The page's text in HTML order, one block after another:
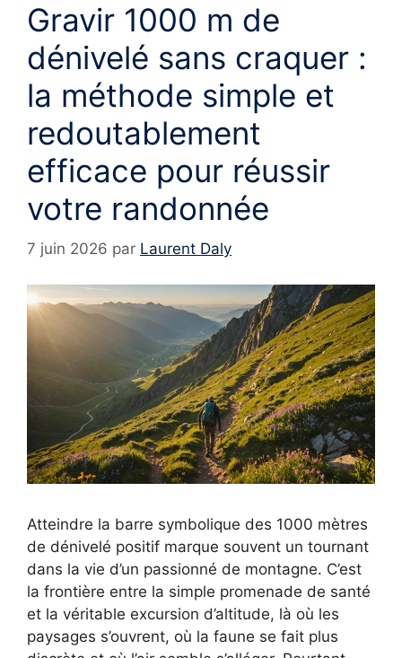
Gravir 1000 m de
dénivelé sans craquer :
la méthode simple et
redoutablement
efficace pour réussir
votre randonnée
7 juin 2026 par Laurent Daly
Atteindre la barre symbolique des 1000 mètres
de dénivelé positif marque souvent un tournant
dans la vie d’un passionné de montagne. C’est
la frontière entre la simple promenade de santé
et la véritable excursion d’altitude, là où les
paysages s’ouvrent, où la faune se fait plus